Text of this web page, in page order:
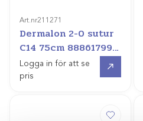
Art.nr211271
Dermalon 2-0 sutur
C14 75cm 88861799-
51 /3dz
Logga in för att se
pris